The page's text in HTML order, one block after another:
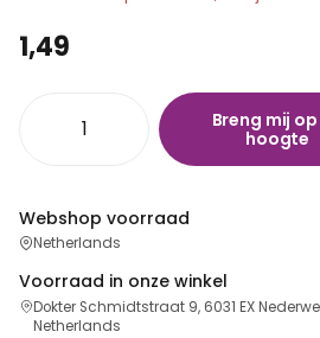
1,49
Breng mij
hoogte
Webshop voorraad
Netherlands
Voorraad in onze winkel
Dokter Schmidtstraat 9, 6031 EX
Netherlands